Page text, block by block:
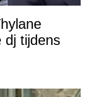
dj tijdens